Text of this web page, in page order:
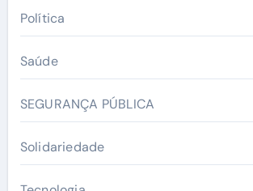
Política
Saúde
SEGURANÇA PÚBLICA
Solidariedade